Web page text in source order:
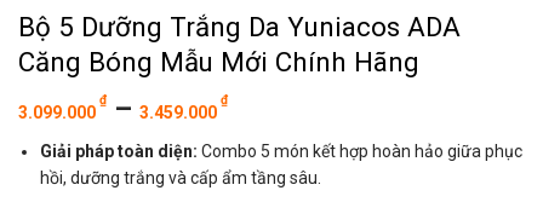
Bộ 5 Dưỡng Trắng Da Yuniacos ADA
Căng Bóng Mẫu Mới Chính Hãng
3.099.000
₫ – 3.459.000
₫
Giải pháp toàn diện: Combo 5 món kết hợp hoàn hảo giữa phục
hồi, dưỡng trắng và cấp ẩm tầng sâu.